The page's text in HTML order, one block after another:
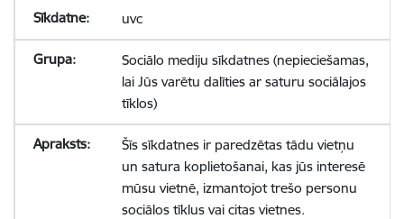
uvc
Sociālo mediju sīkdatnes (nepieciešamas,
lai Jūs varētu dalīties ar saturu sociālajos
tīklos)
Šīs sīkdatnes ir paredzētas tādu vietņu
un satura koplietošanai, kas jūs interesē
mūsu vietnē, izmantojot trešo personu
sociālos tīklus vai citas vietnes.